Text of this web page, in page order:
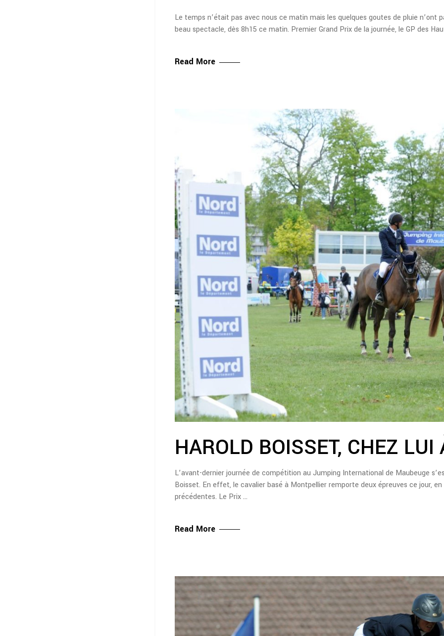
Le temps n’était pas avec nous ce matin mais les quelques goutes de pluie n’ont
beau spectacle, dès 8h15 ce matin. Premier Grand Prix de la journée, le GP des
Read More
HAROLD BOISSET, CHEZ
L’avant-dernier journée de compétition au Jumping International de Maubeuge
Boisset. En effet, le cavalier basé à Montpellier remporte deux épreuves ce jour,
précédentes. Le Prix
Read More